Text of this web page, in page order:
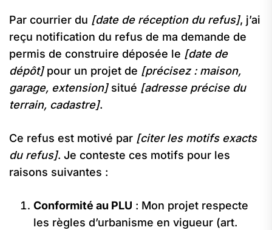
Par courrier du [date de réception du refus], j’ai
reçu notification du refus de ma demande de
permis de construire déposée le [date de
dépôt]pour un projet de [précisez : maison,
garage, extension]situé [adresse précise du
terrain, cadastre].
Ce refus est motivé par [citer les motifs exacts
du refus]. Je conteste ces motifs pour les
raisons suivantes :
Conformité au PLU : Mon projet respecte
les règles d’urbanisme en vigueur (art.